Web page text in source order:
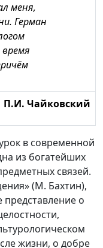
меня,
Герман
П.И. Чайковский
в современной
из богатейших
связей.
(М. Бахтин),
о
жизни, о добре